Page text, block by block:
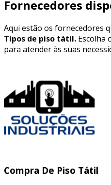
Fornecedores
Aqui estão os fornecedores
Tipos de piso tátil. Escolha
para atender às suas
Compra De Piso Tátil